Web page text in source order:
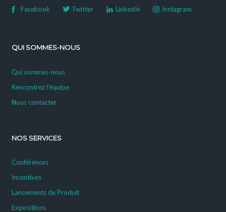
Facebook Twitter LinkedIn Instagram
QUI SOMMES-NOUS
Qui sommes-nous
Rencontrez l’équipe
Nous contacter
NOS SERVICES
Conférénces
Incentives
Lancements de Produit
Expositions